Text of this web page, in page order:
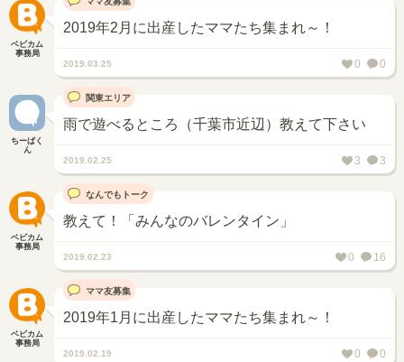
ベビカム
事務局
2019年2月に出産したママたち集まれ～！
2019.03.25 0 0
ちーばく
ん
雨で遊べるところ（千葉市近辺）教えて下さい
関東エリア
2019.02.25 3 3
ベビカム
事務局
教えて！「みんなのバレンタイン」
なんでもトーク
2019.02.23 0 16
ベビカム
事務局
2019年1月に出産したママたち集まれ～！
ママ友募集
2019.02.19 0 0